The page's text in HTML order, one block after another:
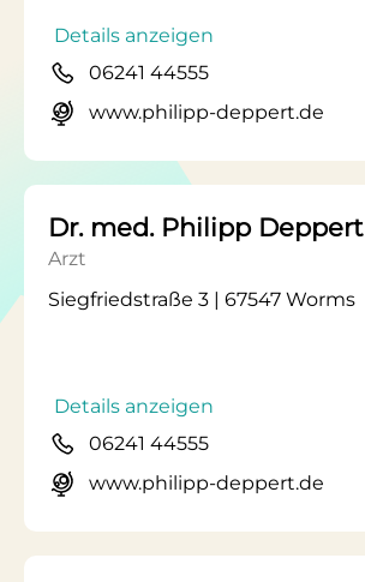
Details anzeigen
06241 44555
www.philipp-deppert.de
Dr. med. Philipp Deppert
Arzt
Siegfriedstraße 3 | 67547 Worms
Details anzeigen
06241 44555
www.philipp-deppert.de